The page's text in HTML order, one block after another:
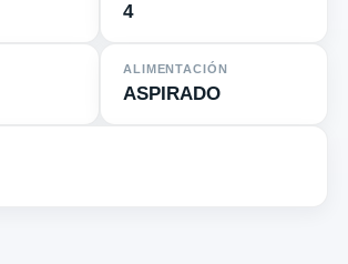
4
ALIMENTACIÓN
ASPIRADO